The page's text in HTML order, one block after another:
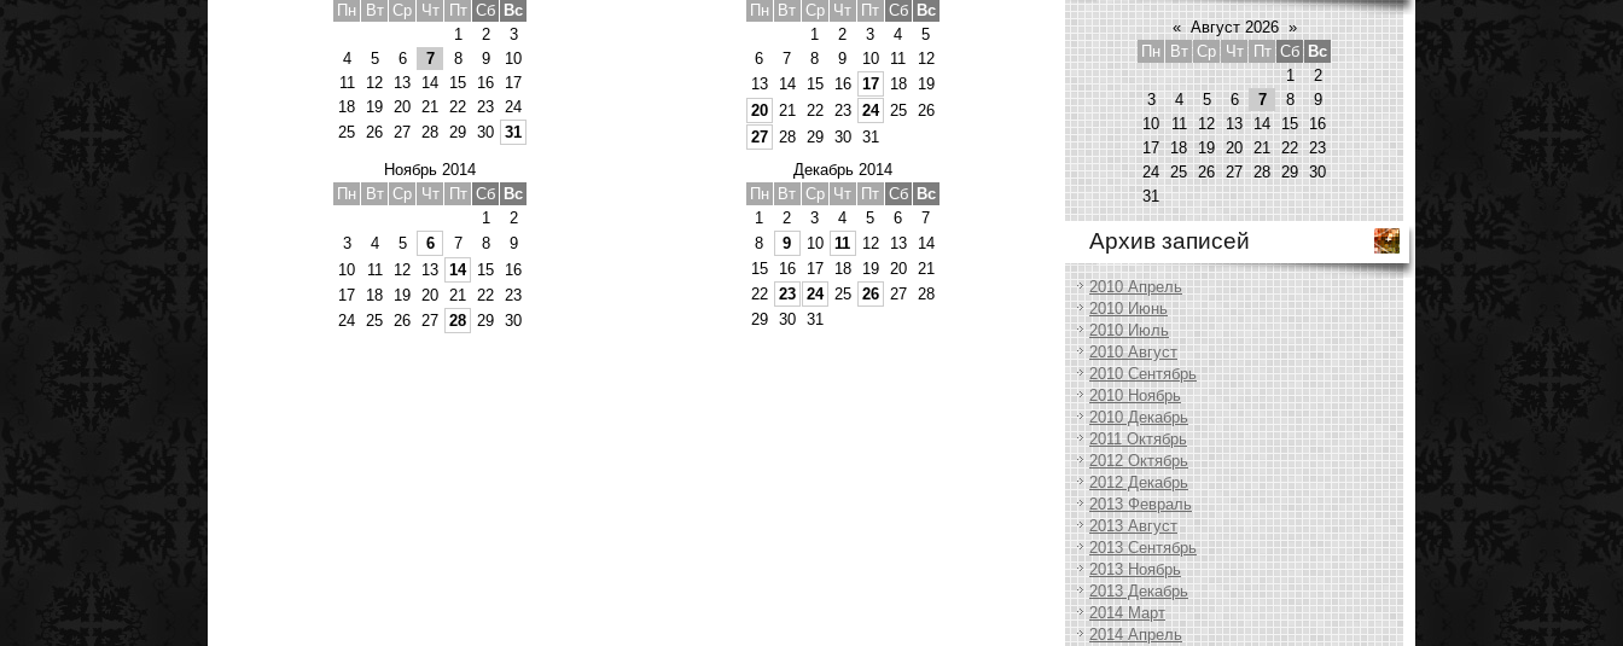
Пн
Вт Ср Чт Пт Сб Вс
1
2
3
4
5 6 7 8 9
10
11
12 13 14 15 16
17
18
19 20 21 22 23 24
25 26 27 28 29 30 31
Пн
Вт Ср Чт Пт Сб
Вс
1
2 3 4
5
6
7 8 9 10 11
12
13
14 15 16 17 18
19
20
21 22 23 24 25
26
27
28 29 30
31
Ноябрь 2014
Пн
Вт Ср Чт Пт Сб Вс
1
2
3
4 5 6 7 8
9
10
11 12 13 14 15
16
17
18 19 20 21 22 23
24 25 26 27 28 29 30
Декабрь 2014
Пн
Вт Ср Чт Пт Сб
Вс
1
2 3 4 5 6
7
8
9 10 11 12 13
14
15
16 17 18 19 20
21
22
23 24 25 26 27
28
29
30 31
« Август 2026 »
Пн
Вт Ср Чт Пт Сб Вс
1
2
3
4 5 6 7 8
9
10
11 12 13 14 15
16
17 18 19 20 21 22 23
24 25 26 27 28 29 30
31
Архив записей
2010 Апрель
2010 Июнь
2010 Июль
2010 Август
2010 Сентябрь
2010 Ноябрь
2010 Декабрь
2011 Октябрь
2012 Октябрь
2012 Декабрь
2013 Февраль
2013 Август
2013 Сентябрь
2013 Ноябрь
2013 Декабрь
2014 Март
2014 Апрель